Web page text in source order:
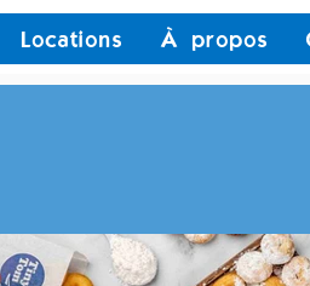
Locations À propos